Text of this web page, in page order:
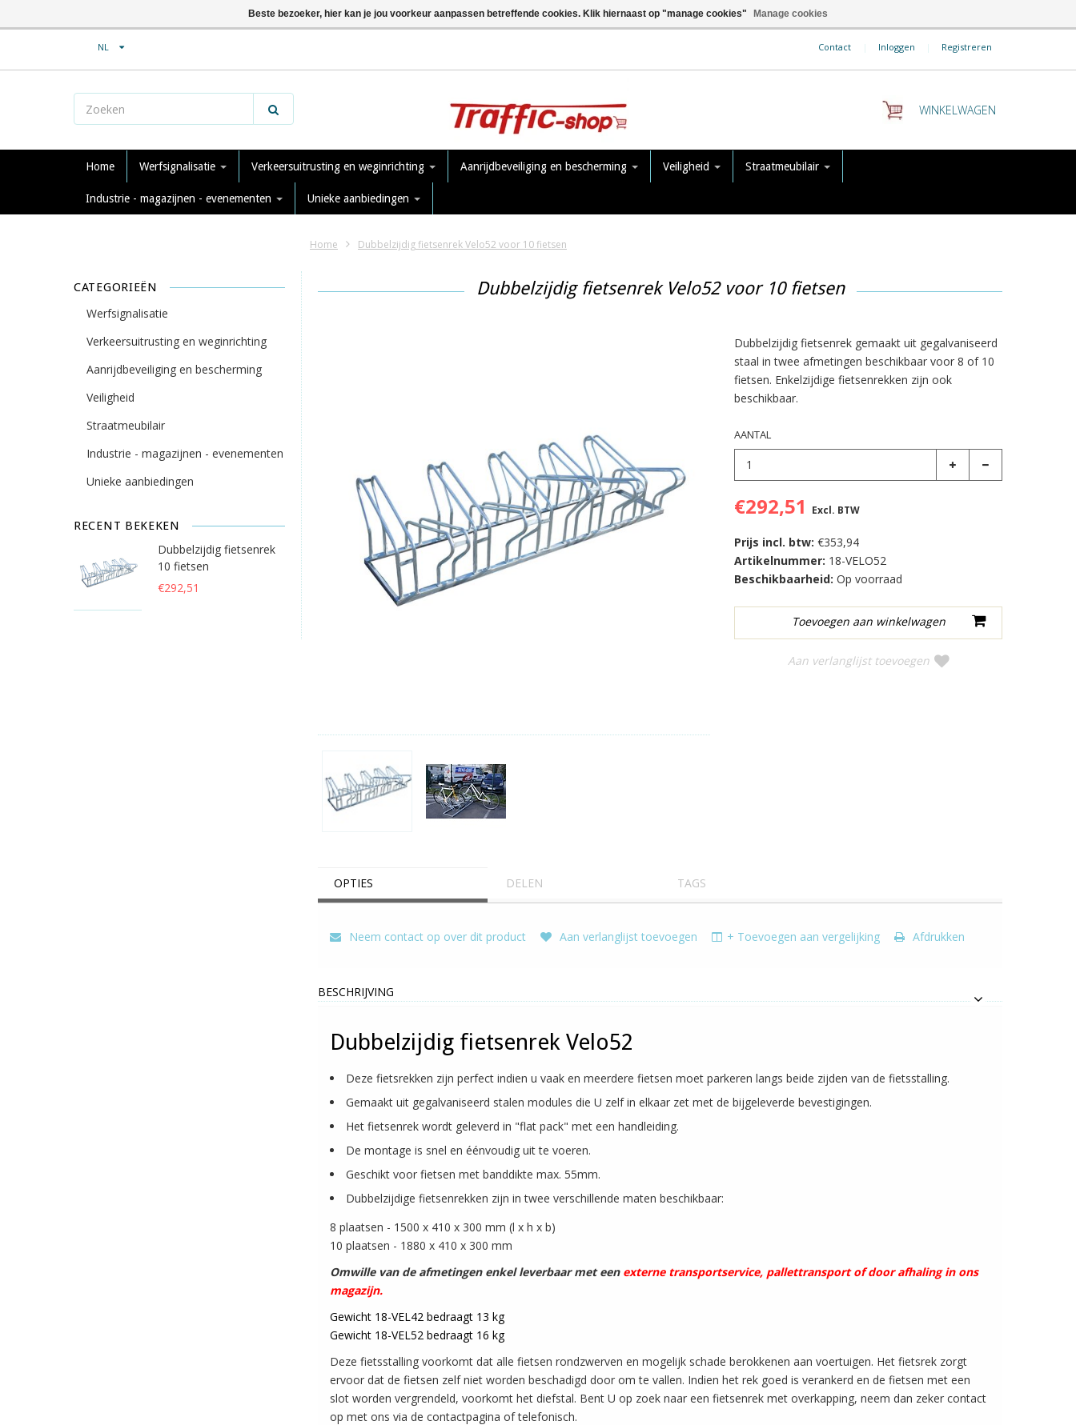
NL Contact | Inloggen | Registreren
WINKELWAGEN
Home Werfsignalisatie Verkeersuitrusting en weginrichting Aanrijdbeveiliging en bescherming Veiligheid Straatmeubilair
Industrie - magazijnen - evenementen Unieke aanbiedingen
Home Dubbelzijdig fietsenrek Velo52 voor 10 fietsen
CATEGORIEËN
Werfsignalisatie
Verkeersuitrusting en weginrichting
Aanrijdbeveiliging en bescherming
Veiligheid
Straatmeubilair
Industrie - magazijnen - evenementen
Unieke aanbiedingen
RECENT BEKEKEN
Dubbelzijdig fietsenrek
10 fietsen
€292,51
Dubbelzijdig fietsenrek Velo52 voor 10 fietsen
Dubbelzijdig fietsenrek gemaakt uit gegalvaniseerd
staal in twee afmetingen beschikbaar voor 8 of 10
fietsen. Enkelzijdige fietsenrekken zijn ook
beschikbaar.
AANTAL
€292,51 Excl. BTW
Prijs incl. btw: €353,94
Artikelnummer: 18-VELO52
Beschikbaarheid: Op voorraad
Aan verlanglijst toevoegen
OPTIES DELEN TAGS
Neem contact op over dit product Aan verlanglijst toevoegen + Toevoegen aan vergelijking Afdrukken
BESCHRIJVING
Dubbelzijdig fietsenrek Velo52
Deze fietsrekken zijn perfect indien u vaak en meerdere fietsen moet parkeren langs beide zijden van de fietsstalling.
Gemaakt uit gegalvaniseerd stalen modules die U zelf in elkaar zet met de bijgeleverde bevestigingen.
Het fietsenrek wordt geleverd in "flat pack" met een handleiding.
De montage is snel en éénvoudig uit te voeren.
Geschikt voor fietsen met banddikte max. 55mm.
Dubbelzijdige fietsenrekken zijn in twee verschillende maten beschikbaar:
8 plaatsen - 1500 x 410 x 300 mm (l x h x b)
10 plaatsen - 1880 x 410 x 300 mm
Omwille van de afmetingen enkel leverbaar met een externe transportservice, pallettransport of door afhaling in ons
magazijn.
Gewicht 18-VEL42 bedraagt 13 kg
Gewicht 18-VEL52 bedraagt 16 kg
Deze fietsstalling voorkomt dat alle fietsen rondzwerven en mogelijk schade berokkenen aan voertuigen. Het fietsrek zorgt
ervoor dat de fietsen zelf niet worden beschadigd door om te vallen. Indien het rek goed is verankerd en de fietsen met een
slot worden vergrendeld, voorkomt het diefstal. Bent U op zoek naar een fietsenrek met overkapping, neem dan zeker contact
op met ons via de contactpagina of telefonisch.
Beste bezoeker, hier kan je jou voorkeur aanpassen betreffende cookies. Klik hiernaast op "manage cookies" Manage cookies